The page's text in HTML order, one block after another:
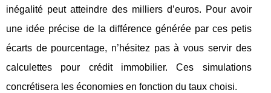
inégalité peut atteindre des milliers d’euros. Pour avoir
une idée précise de la différence générée par ces petis
écarts de pourcentage, n’hésitez pas à vous servir des
calculettes pour crédit immobilier. Ces simulations
concrétisera les économies en fonction du taux choisi.